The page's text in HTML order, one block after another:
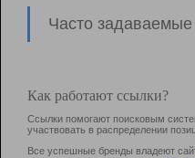
Часто
Как работают ссылки?
Ссылки помогают поисковым
участвовать в раcпределении
Все успешные бренды владеют